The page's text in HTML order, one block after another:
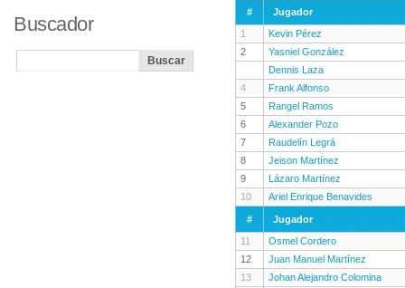
#
Jugador
1
Kevin Pérez
2
Yasniel González
Dennis Laza
4
Frank Alfonso
5
Rangel Ramos
6
Alexander Pozo
7
Raudelín Legrá
8
Jeison Martínez
9
Lázaro Martínez
10
Ariel Enrique Benavides
#
Jugador
11
Osmel Cordero
12
Juan Manuel Martínez
13
Johan Alejandro Colomina
Buscador